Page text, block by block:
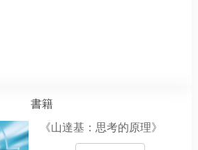
書籍
《山達基：思考的原理》